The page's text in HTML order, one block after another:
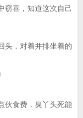
喜，知道这次自己
，对着并排坐着的
食费，臭丫头死能